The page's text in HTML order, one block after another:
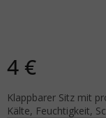
4 €
Klappbarer Sitz mit
Kälte, Feuchtigkeit,